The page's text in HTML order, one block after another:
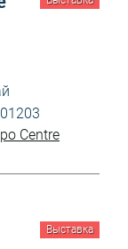
Centre
Выставка